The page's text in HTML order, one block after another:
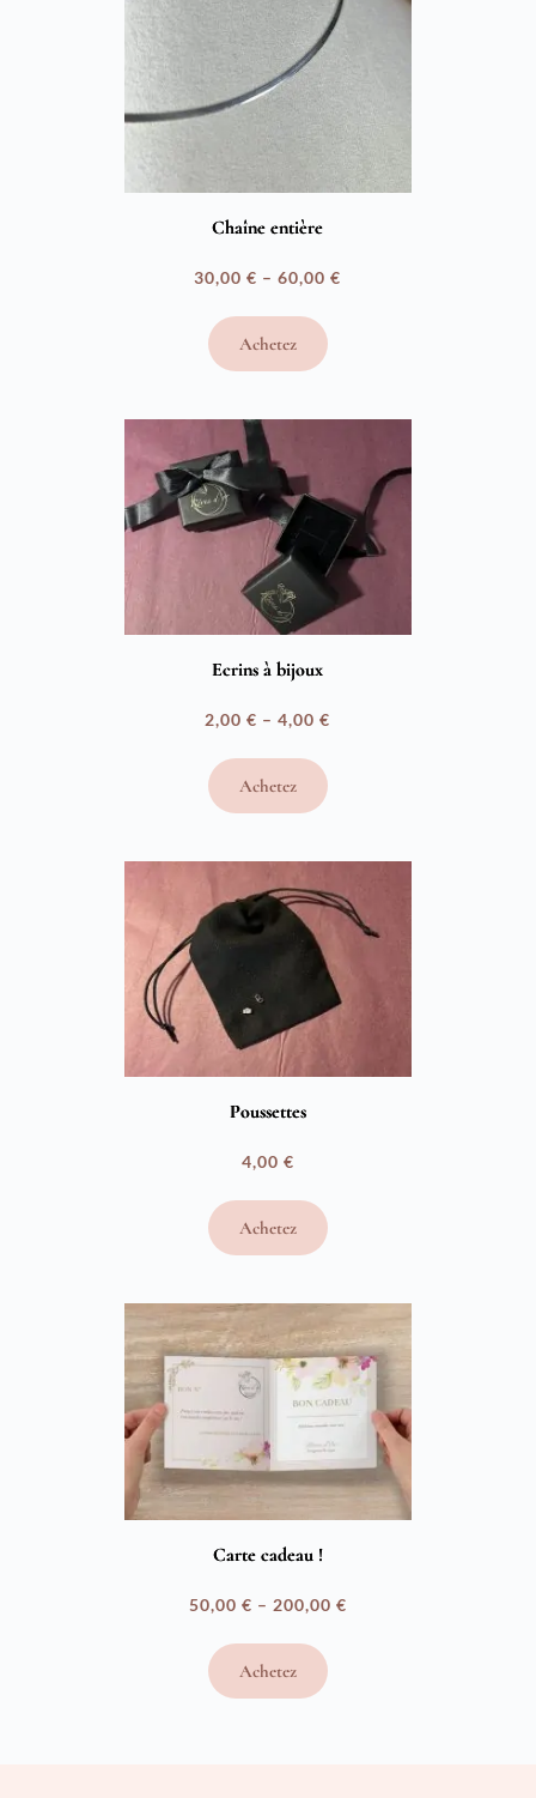
Chaîne entière
30,00€ –60,00€
Plage
prix :
60,00 €
Achetez
Ecrins à bijoux
2,00€ –4,00€
Plage
de
prix :
4,00 €
Achetez
Poussettes
4,00 €
Achetez
Carte cadeau !
50,00 € – 200,00 €
Plage
prix :
Achetez